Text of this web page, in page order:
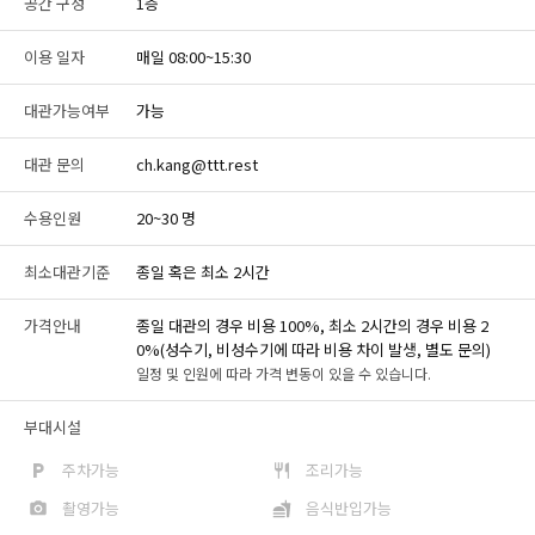
이용 일자 매일 08:00~15:30
대관가능여부 가능
대관 문의 ch.kang@ttt.rest
수용인원 20~30 명
최소대관기준 종일 혹은 최소 2시간
가격안내
종일 대관의 경우 비용 100%, 최소 2시간의 경우 비용 2
0%(성수기, 비성수기에 따라 비용 차이 발생, 별도 문의)
일정 및 인원에 따라 가격 변동이 있을 수 있습니다.
부대시설
주차가능
조리가능
촬영가능
음식반입가능